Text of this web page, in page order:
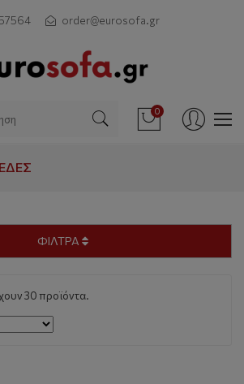
order@eurosofa.gr
0
ΦΙΛΤΡΑ
30 προϊόντα.